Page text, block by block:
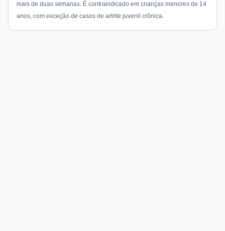
mais de duas semanas. É contraindicado em crianças menores de 14
anos, com exceção de casos de artrite juvenil crônica.